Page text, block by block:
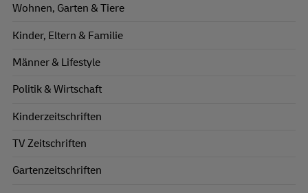
Wohnen, Garten & Tiere
Kinder, Eltern & Familie
Männer & Lifestyle
Politik & Wirtschaft
Kinderzeitschriften
TV Zeitschriften
Gartenzeitschriften